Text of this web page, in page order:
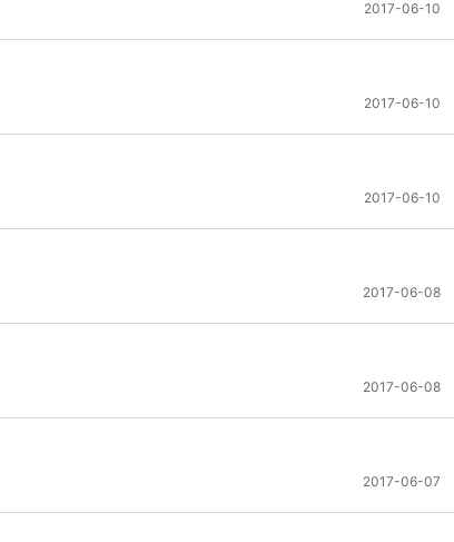
2017-06-10
2017-06-10
2017-06-10
2017-06-08
2017-06-08
2017-06-07